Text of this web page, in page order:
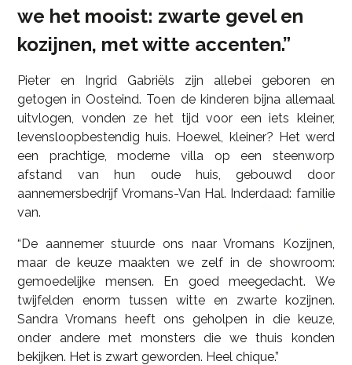
we het mooist: zwarte gevel en
kozijnen, met witte accenten.”
Pieter en Ingrid Gabriëls zijn allebei geboren en
getogen in Oosteind. Toen de kinderen bijna allemaal
uitvlogen, vonden ze het tijd voor een iets kleiner,
levensloopbestendig huis. Hoewel, kleiner? Het werd
een prachtige, moderne villa op een steenworp
afstand van hun oude huis, gebouwd door
aannemersbedrijf Vromans-Van Hal. Inderdaad: familie
van.
“De aannemer stuurde ons naar Vromans Kozijnen,
maar de keuze maakten we zelf in de showroom:
gemoedelijke mensen. En goed meegedacht. We
twijfelden enorm tussen witte en zwarte kozijnen.
Sandra Vromans heeft ons geholpen in die keuze,
onder andere met monsters die we thuis konden
bekijken. Het is zwart geworden. Heel chique.”